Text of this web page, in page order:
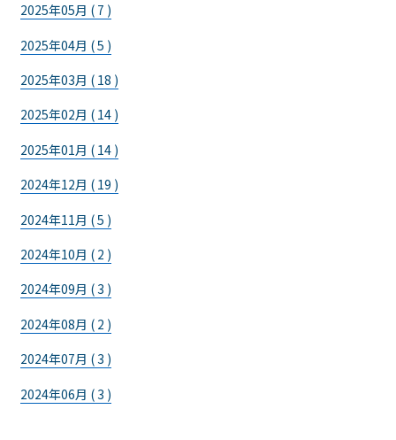
2025年05月 ( 7 )
2025年04月 ( 5 )
2025年03月 ( 18 )
2025年02月 ( 14 )
2025年01月 ( 14 )
2024年12月 ( 19 )
2024年11月 ( 5 )
2024年10月 ( 2 )
2024年09月 ( 3 )
2024年08月 ( 2 )
2024年07月 ( 3 )
2024年06月 ( 3 )